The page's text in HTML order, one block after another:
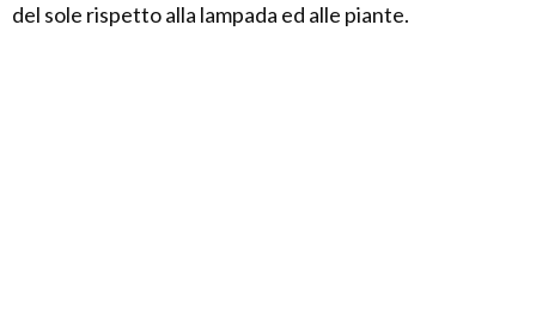
del sole rispetto alla lampada ed alle piante.